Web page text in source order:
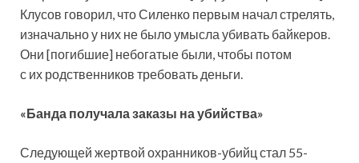
Клусов говорил, что Силенко первым начал стрелять,
изначально у них не было умысла убивать байкеров.
Они [погибшие] небогатые были, чтобы потом
с их родственников требовать деньги.
«Банда получала заказы на убийства»
Следующей жертвой охранников-убийц стал 55-